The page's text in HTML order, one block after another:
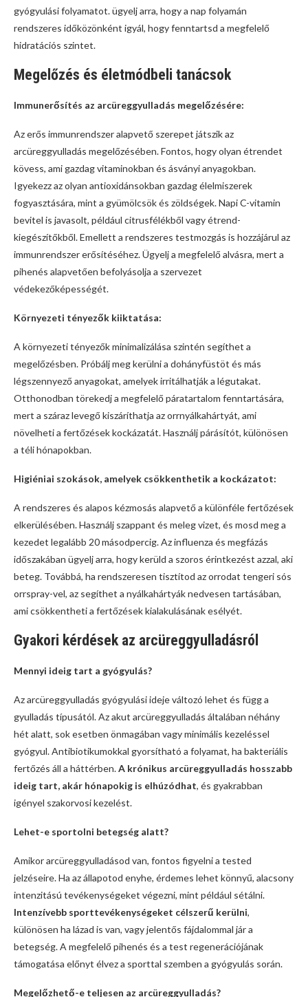
gyógyulási folyamatot. ügyelj arra, hogy a nap folyamán
rendszeres időközönként igyál, hogy fenntartsd a megfelelő
hidratációs szintet.
Megelőzés és életmódbeli tanácsok
Immunerősítés az arcüreggyulladás megelőzésére:
Az erős immunrendszer alapvető szerepet játszik az
arcüreggyulladás megelőzésében. Fontos, hogy olyan étrendet
kövess, ami gazdag vitaminokban és ásványi anyagokban.
Igyekezz az olyan antioxidánsokban gazdag élelmiszerek
fogyasztására, mint a gyümölcsök és zöldségek. Napi C-vitamin
bevitel is javasolt, például citrusfélékből vagy étrend-
kiegészítőkből. Emellett a rendszeres testmozgás is hozzájárul az
immunrendszer erősítéséhez. Ügyelj a megfelelő alvásra, mert a
pihenés alapvetően befolyásolja a szervezet
védekezőképességét.
Környezeti tényezők kiiktatása:
A környezeti tényezők minimalizálása szintén segíthet a
megelőzésben. Próbálj meg kerülni a dohányfüstöt és más
légszennyező anyagokat, amelyek irritálhatják a légutakat.
Otthonodban törekedj a megfelelő páratartalom fenntartására,
mert a száraz levegő kiszáríthatja az orrnyálkahártyát, ami
növelheti a fertőzések kockázatát. Használj párásítót, különösen
a téli hónapokban.
Higiéniai szokások, amelyek csökkenthetik a kockázatot:
A rendszeres és alapos kézmosás alapvető a különféle fertőzések
elkerülésében. Használj szappant és meleg vizet, és mosd meg a
kezedet legalább 20 másodpercig. Az influenza és megfázás
időszakában ügyelj arra, hogy kerüld a szoros érintkezést azzal, aki
beteg. Továbbá, ha rendszeresen tisztítod az orrodat tengeri sós
orrspray-vel, az segíthet a nyálkahártyák nedvesen tartásában,
ami csökkentheti a fertőzések kialakulásának esélyét.
Gyakori kérdések az arcüreggyulladásról
Mennyi ideig tart a gyógyulás?
Az arcüreggyulladás gyógyulási ideje változó lehet és függ a
gyulladás típusától. Az akut arcüreggyulladás általában néhány
hét alatt, sok esetben önmagában vagy minimális kezeléssel
gyógyul. Antibiotikumokkal gyorsítható a folyamat, ha bakteriális
fertőzés áll a háttérben.A krónikus arcüreggyulladás hosszabb
ideig tart, akár hónapokig is elhúzódhat, és gyakrabban
igényel szakorvosi kezelést.
Lehet-e sportolni betegség alatt?
Amikor arcüreggyulladásod van, fontos figyelni a tested
jelzéseire. Ha az állapotod enyhe, érdemes lehet könnyű, alacsony
intenzitású tevékenységeket végezni, mint például sétálni.
Intenzívebb sporttevékenységeket célszerű kerülni,
különösen ha lázad is van, vagy jelentős fájdalommal jár a
betegség. A megfelelő pihenés és a test regenerációjának
támogatása előnyt élvez a sporttal szemben a gyógyulás során.
Megelőzhető-e teljesen az arcüreggyulladás?